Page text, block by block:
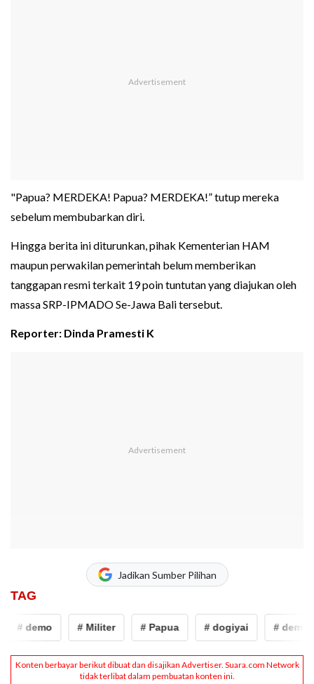
"Papua? MERDEKA! Papua? MERDEKA!” tutup mereka
sebelum membubarkan diri.
Hingga berita ini diturunkan, pihak Kementerian HAM
maupun perwakilan pemerintah belum memberikan
tanggapan resmi terkait 19 poin tuntutan yang diajukan oleh
massa SRP-IPMADO Se-Jawa Bali tersebut.
Reporter: Dinda Pramesti K
Jadikan Sumber Pilihan
TAG
# demo # Militer # Papua # dogiyai # demo